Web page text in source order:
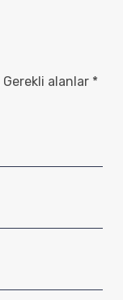
Gerekli alanlar *